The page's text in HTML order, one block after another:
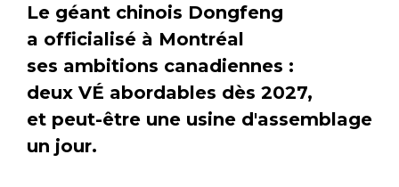
Le géant chinois Dongfeng
a officialisé à Montréal
ses ambitions canadiennes :
deux VÉ abordables dès 2027,
et peut-être une usine d'assemblage
un jour.